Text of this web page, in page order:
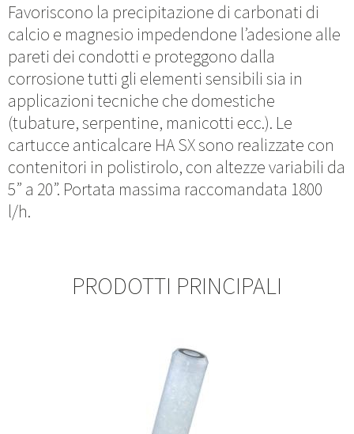
Favoriscono la precipitazione di carbonati di
calcio e magnesio impedendone l’adesione alle
pareti dei condotti e proteggono dalla
corrosione tutti gli elementi sensibili sia in
applicazioni tecniche che domestiche
(tubature, serpentine, manicotti ecc.). Le
cartucce anticalcare HA SX sono realizzate con
contenitori in polistirolo, con altezze variabili da
5” a 20”. Portata massima raccomandata 1800
l/h.
PRODOTTI PRINCIPALI